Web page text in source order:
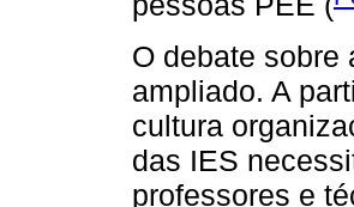
O debate sobre
ampliado. A
cultura
das IES
professores e